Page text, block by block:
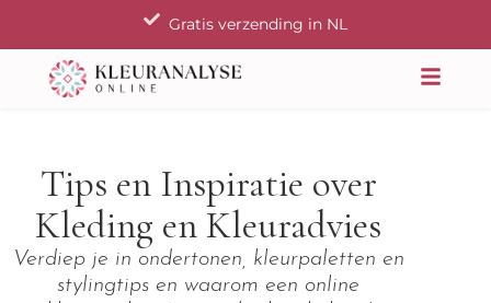
inhoud
Gratis verzending in NL
Tips en Inspiratie over
Kleding en Kleuradvies
Verdiep je in ondertonen, kleurpaletten en
stylingtips en waarom een online